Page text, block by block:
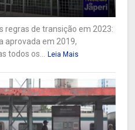
regras de transição em 2023:
aprovada em 2019,
todos os...
Leia Mais